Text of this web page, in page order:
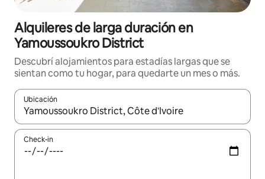
Alquileres de larga duración en
Yamoussoukro District
Descubrí alojamientos para estadías largas que se
sientan como tu hogar, para quedarte un mes o más.
Ubicación
Cuando los resultados estén disponibles, navegá con las
Check-in